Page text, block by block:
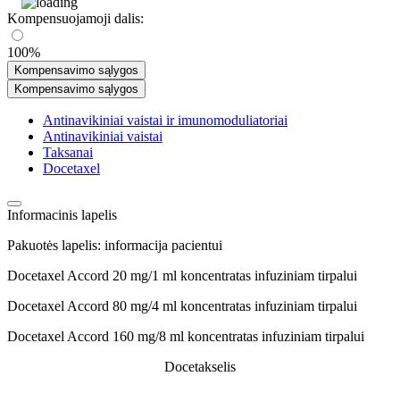
Kompensuojamoji dalis:
100%
Kompensavimo sąlygos
Kompensavimo sąlygos
Antinavikiniai vaistai ir imunomoduliatoriai
Antinavikiniai vaistai
Taksanai
Docetaxel
Informacinis lapelis
Pakuotės lapelis: informacija pacientui
Docetaxel Accord 20 mg/1 ml koncentratas infuziniam tirpalui
Docetaxel Accord 80 mg/4 ml koncentratas infuziniam tirpalui
Docetaxel Accord 160 mg/8 ml koncentratas infuziniam tirpalui
Docetakselis